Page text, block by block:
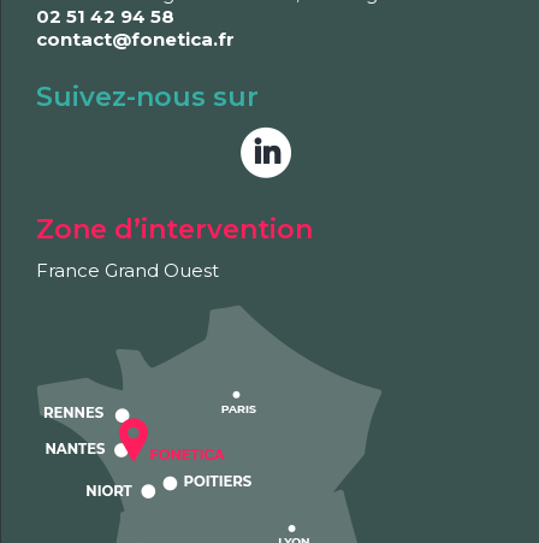
02 51 42 94 58
contact@fonetica.fr
Suivez-nous sur
Zone d’intervention
France Grand Ouest